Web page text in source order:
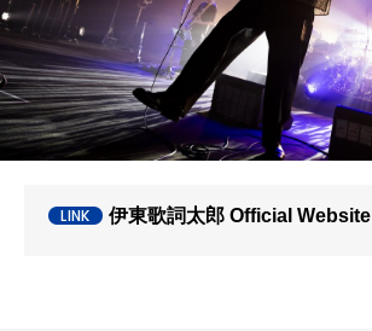
伊東歌詞太郎 Official Website